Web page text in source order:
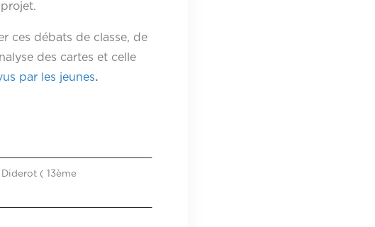
ces débats de classe, de
des cartes et celle
par les jeunes.
( 13ème